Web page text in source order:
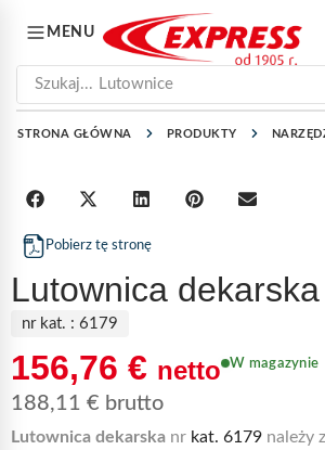
MENU
Szukaj... Lutownice
STRONA GŁÓWNA PRODUKTY
Pobierz tę stronę
Lutownica
nr kat. : 6179
156,76 € netto
188,11 € brutto
W magazynie
Lutownica dekarska nr kat. 6179 należy